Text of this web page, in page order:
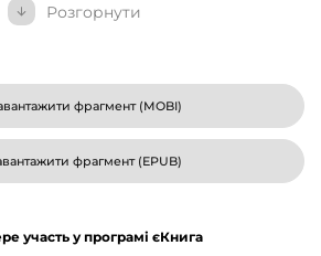
Що відбувається, коли
етап закоханості? Чому кризи та
Як змінюється життя, коли
Як батькам пережити
з інвалідністю? Чому домашнє
приватна справа і про нього треба
Розгорнути
фрагмент (MOBI)
фрагмент (EPUB)
участь у програмі єКнига